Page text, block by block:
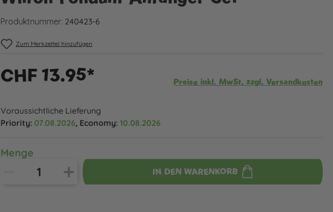
Produktnummer: 240423-6
Zum Merkzettel hinzufügen
CHF 13.95* Preise inkl. MwSt. zzgl. Versandkosten
Voraussichtliche Lieferung
Priority: 07.08.2026, Economy: 10.08.2026
Menge
IN DEN WARENKORB